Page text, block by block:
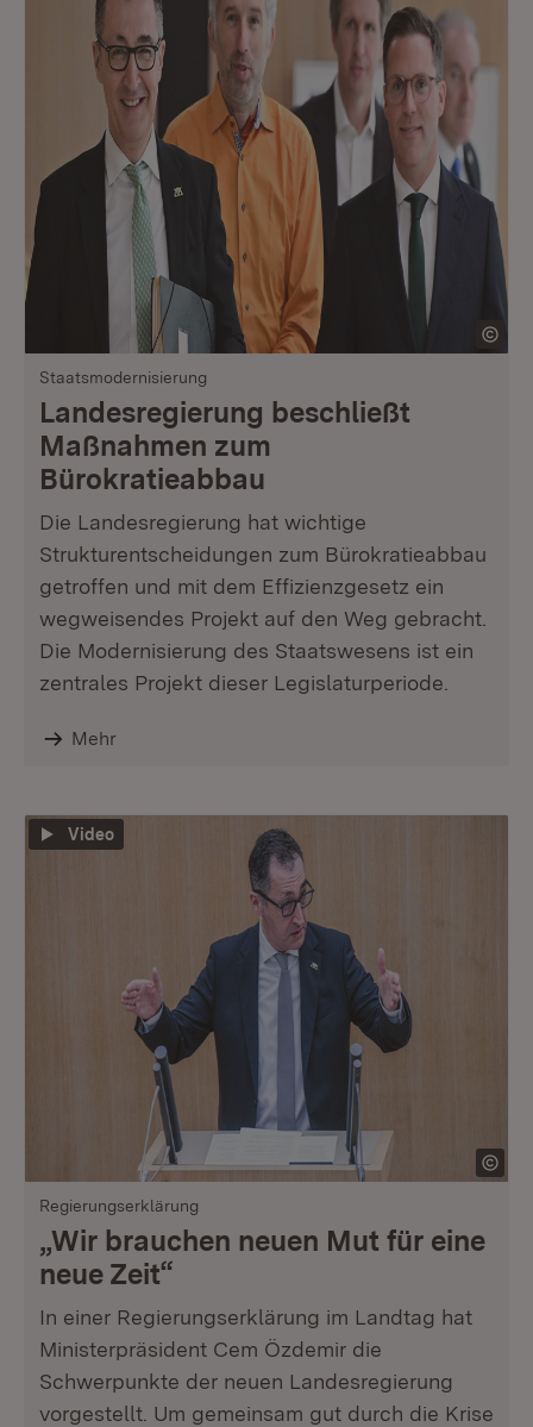
Staatsmodernisierung
Landesregierung beschließt
Maßnahmen zum
Bürokratieabbau
Die Landesregierung hat wichtige
Strukturentscheidungen zum Bürokratieabbau
getroffen und mit dem Effizienzgesetz ein
wegweisendes Projekt auf den Weg gebracht.
Die Modernisierung des Staatswesens ist ein
zentrales Projekt dieser Legislaturperiode.
Mehr
Video
Regierungserklärung
„Wir brauchen neuen Mut für eine
neue Zeit“
In einer Regierungserklärung im Landtag hat
Ministerpräsident Cem Özdemir die
Schwerpunkte der neuen Landesregierung
vorgestellt. Um gemeinsam gut durch die Krise